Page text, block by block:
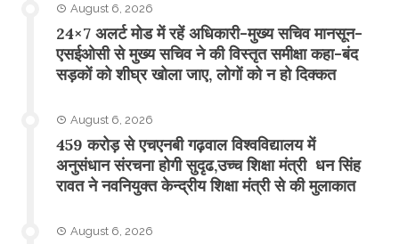
August 6, 2026
24×7 अलर्ट मोड में रहें अधिकारी-मुख्य सचिव मानसून-
एसईओसी से मुख्य सचिव ने की विस्तृत समीक्षा कहा-बंद
सड़कों को शीघ्र खोला जाए, लोगों को न हो दिक्कत
August 6, 2026
459 करोड़ से एचएनबी गढ़वाल विश्वविद्यालय में
अनुसंधान संरचना होगी सुदृढ,उच्च शिक्षा मंत्री धन सिंह
रावत ने नवनियुक्त केन्द्रीय शिक्षा मंत्री से की मुलाकात
August 6, 2026